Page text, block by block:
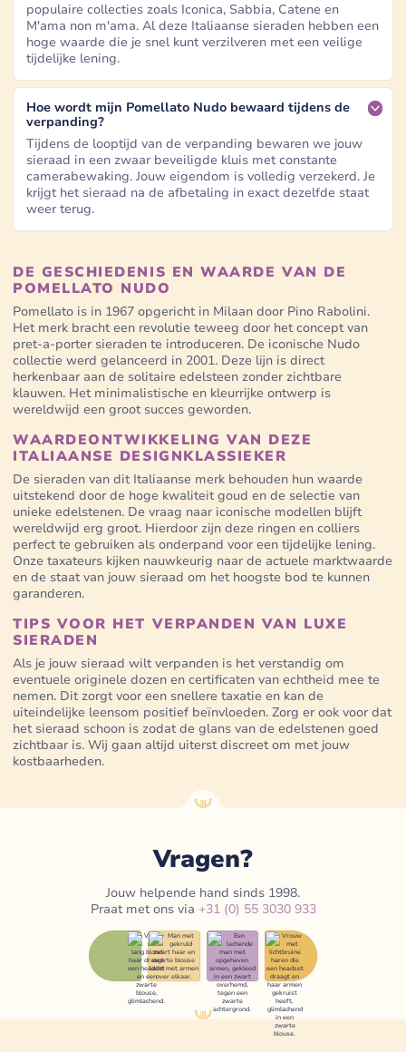
populaire collecties zoals Iconica, Sabbia, Catene en
M'ama non m'ama. Al deze Italiaanse sieraden hebben een
hoge waarde die je snel kunt verzilveren met een veilige
tijdelijke lening.
Hoe wordt mijn Pomellato Nudo bewaard tijdens de
verpanding?
Tijdens de looptijd van de verpanding bewaren we jouw
sieraad in een zwaar beveiligde kluis met constante
camerabewaking. Jouw eigendom is volledig verzekerd. Je
krijgt het sieraad na de afbetaling in exact dezelfde staat
weer terug.
DE GESCHIEDENIS EN WAARDE VAN DE
POMELLATO NUDO
Pomellato is in 1967 opgericht in Milaan door Pino Rabolini.
Het merk bracht een revolutie teweeg door het concept van
pret-a-porter sieraden te introduceren. De iconische Nudo
collectie werd gelanceerd in 2001. Deze lijn is direct
herkenbaar aan de solitaire edelsteen zonder zichtbare
klauwen. Het minimalistische en kleurrijke ontwerp is
wereldwijd een groot succes geworden.
WAARDEONTWIKKELING VAN DEZE
ITALIAANSE DESIGNKLASSIEKER
De sieraden van dit Italiaanse merk behouden hun waarde
uitstekend door de hoge kwaliteit goud en de selectie van
unieke edelstenen. De vraag naar iconische modellen blijft
wereldwijd erg groot. Hierdoor zijn deze ringen en colliers
perfect te gebruiken als onderpand voor een tijdelijke lening.
Onze taxateurs kijken nauwkeurig naar de actuele marktwaarde
en de staat van jouw sieraad om het hoogste bod te kunnen
garanderen.
TIPS VOOR HET VERPANDEN VAN LUXE
SIERADEN
Als je jouw sieraad wilt verpanden is het verstandig om
eventuele originele dozen en certificaten van echtheid mee te
nemen. Dit zorgt voor een snellere taxatie en kan de
uiteindelijke leensom positief beïnvloeden. Zorg er ook voor dat
het sieraad schoon is zodat de glans van de edelstenen goed
zichtbaar is. Wij gaan altijd uiterst discreet om met jouw
kostbaarheden.
Vragen?
Jouw helpende hand sinds 1998.
Praat met ons via +31 (0) 55 3030 933